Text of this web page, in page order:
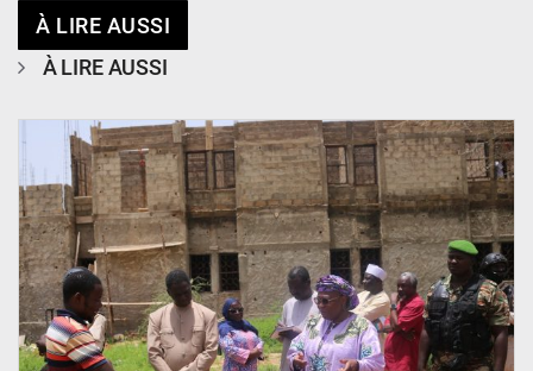
À LIRE AUSSI
À LIRE AUSSI